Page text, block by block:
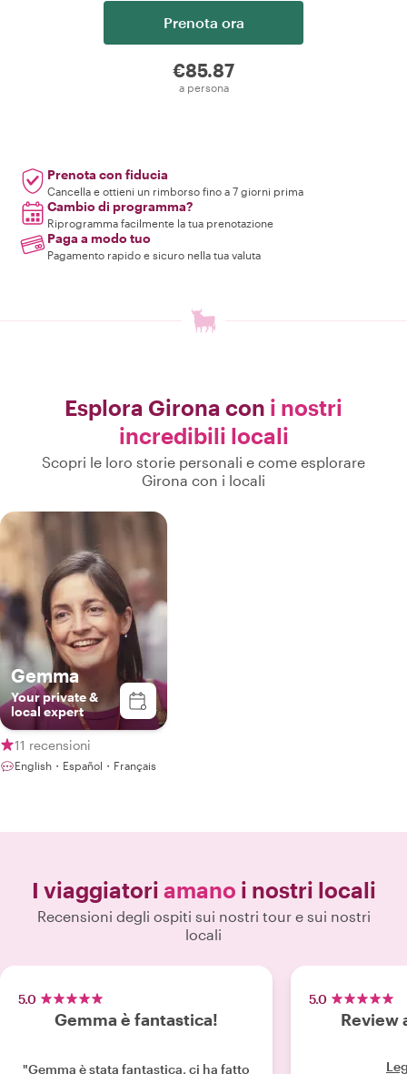
Prenota ora
€85.87
a persona
Prenota con fiducia
Cancella e ottieni un rimborso fino a 7 giorni prima
Cambio di programma?
Riprogramma facilmente la tua prenotazione
Paga a modo tuo
Pagamento rapido e sicuro nella tua valuta
Esplora Girona con i nostri
incredibili locali
Scopri le loro storie personali e come esplorare
Girona con i locali
Gemma
Your private &
local expert
11 recensioni
English・Español・Français
I viaggiatori amano i nostri locali
Recensioni degli ospiti sui nostri tour e sui nostri
locali
5.0
Gemma è fantastica!
"Gemma è stata fantastica, ci ha fatto
5.0
Review